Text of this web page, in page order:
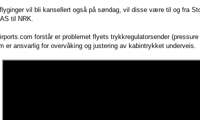
vil bli kansellert også på søndag, vil disse være til og fra
til NRK.
forstår er problemet flyets trykkregulatorsender
er ansvarlig for overvåking og justering av kabintrykket underveis.